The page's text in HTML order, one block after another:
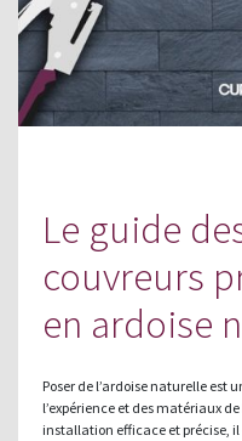
Le guide
couvreurs
en ardoise
Poser de l’ardoise naturelle est
l’expérience et des matériaux
installation efficace et précise, il